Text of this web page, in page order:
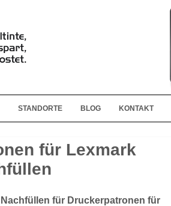
STANDORTE BLOG KONTAKT
für Lexmark
für Druckerpatronen für